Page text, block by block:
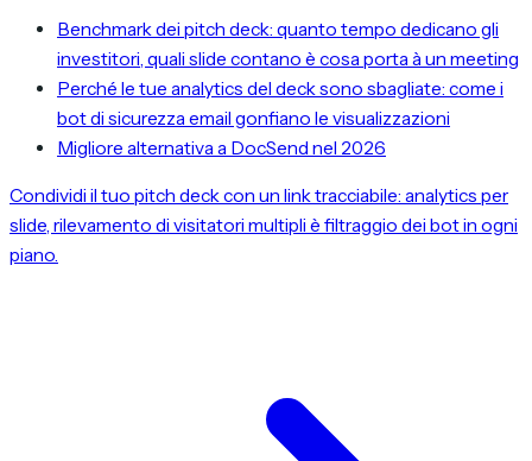
Benchmark dei pitch deck: quanto tempo dedicano gli
investitori, quali slide contano è cosa porta à un meeting
Perché le tue analytics del deck sono sbagliate: come i
bot di sicurezza email gonfiano le visualizzazioni
Migliore alternativa a DocSend nel 2026
Condividi il tuo pitch deck con un link tracciabile: analytics per
slide, rilevamento di visitatori multipli è filtraggio dei bot in ogni
piano.